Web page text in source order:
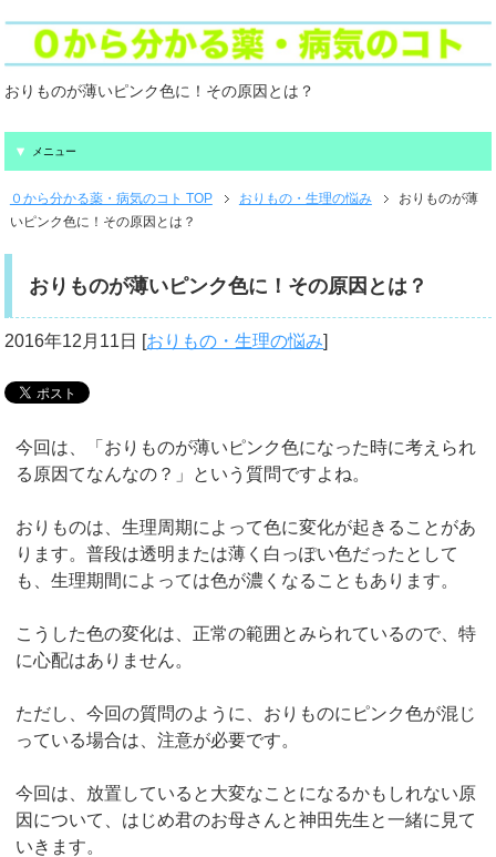
おりものが薄いピンク色に！その原因とは？
メニュー
０から分かる薬・病気のコト TOP おりもの・生理の悩み
おりものが薄
いピンク色に！その原因とは？
おりものが薄いピンク色に！その原因とは？
2016年12月11日 [おりもの・生理の悩み]
今回は、「おりものが薄いピンク色になった時に考えられ
る原因てなんなの？」という質問ですよね。
おりものは、生理周期によって色に変化が起きることがあ
ります。普段は透明または薄く白っぽい色だったとして
も、生理期間によっては色が濃くなることもあります。
こうした色の変化は、正常の範囲とみられているので、特
に心配はありません。
ただし、今回の質問のように、おりものにピンク色が混じ
っている場合は、注意が必要です。
今回は、放置していると大変なことになるかもしれない原
因について、はじめ君のお母さんと神田先生と一緒に見て
いきます。